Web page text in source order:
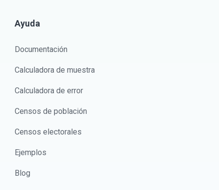
Ayuda
Documentación
Calculadora de muestra
Calculadora de error
Censos de población
Censos electorales
Ejemplos
Blog